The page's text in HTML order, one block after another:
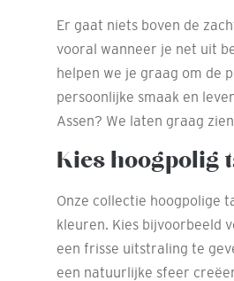
Er gaat niets boven de
vooral wanneer je net uit
helpen we je graag om de
persoonlijke smaak en
Assen? We laten graag
Kies hoogpolig
Onze collectie hoogpolige
kleuren. Kies bijvoorbeeld
een frisse uitstraling te
een natuurlijke sfeer